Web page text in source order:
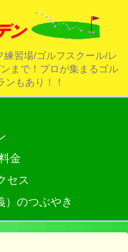
習場/ゴルフスクール/レ
まで！プロが集まるゴル
もあり！！
金
セス
）のつぶやき